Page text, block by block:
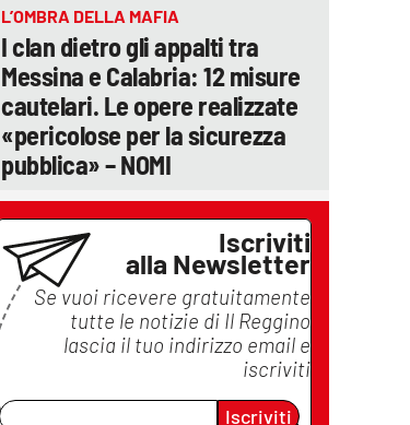
L’OMBRA DELLA MAFIA
I clan dietro gli appalti tra
Messina e Calabria: 12 misure
cautelari. Le opere realizzate
«pericolose per la sicurezza
pubblica» – NOMI
Iscriviti
alla Newsletter
Se vuoi ricevere gratuitamente
tutte le notizie di Il Reggino
lascia il tuo indirizzo email e
iscriviti
Iscriviti